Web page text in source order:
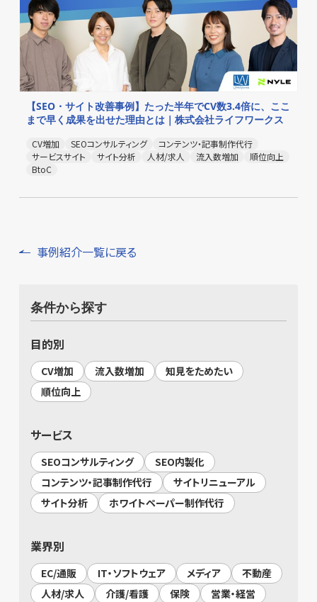
【SEO・サイト改善事例】たった半年でCV数3.4倍に、ここ
まで早く成果を出せた理由とは｜株式会社ライフワークス
CV増加 SEOコンサルティング
コンテンツ・記事制作代行
サービスサイト
サイト分析 人材/求人 流入数増加
順位向上
BtoC
事例紹介一覧に戻る
条件から探す
目的別
CV増加 流入数増加
知見をためたい
順位向上
サービス
SEOコンサルティング
SEO内製化
コンテンツ・記事制作代行
サイトリニューアル
サイト分析
ホワイトペーパー制作代行
業界別
EC/通販 IT・ソフトウェア メディア
不動産
人材/求人
介護/看護 保険
営業・経営